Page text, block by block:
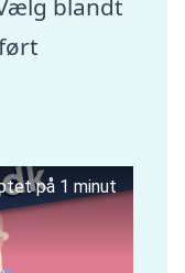
blandt
på 1 minut